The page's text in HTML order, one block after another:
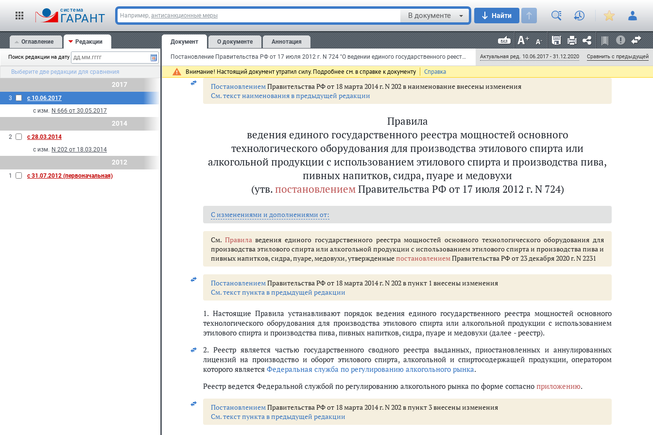
cистема
ГАРАНТ Например, антисанкционные меры В документе Найти
Оглавление Редакции
Поиск редакции на дату
Выберите две редакции для сравнения
2017
3
с 10.06.2017
с изм. N 666 от 30.05.2017
2014
2
с 28.03.2014
с изм. N 202 от 18.03.2014
2012
1 с 31.07.2012 (первоначальная)
Документ О документе Аннотация
Постановление Правительства РФ от 17 июля 2012 г. N 724 "О ведении единого государственного реестра мощностей основного технологического оборудования для производства этилового спирта или алкогольной продукции с использованием этилового спирта и производства пива, пивных напитков, сидра, пуаре и медовухи" (с изменениями и дополнениями) (документ утратил силу) Актуальная ред. 10.06.2017 - 31.12.2020 Сравнить с предыдущей
Внимание! Настоящий документ утратил силу. Подробнее см. в справке к документу Справка
Председатель Правительства
Российской Федерации
Д. Медведев
Москва
17 июля 2012 г. N 724
ПостановлениемПравительства РФ от 18 марта 2014 г. N 202 в наименование внесены изменения
См. текст наименования в предыдущей редакции
Правила
ведения единого государственного реестра мощностей основного
технологического оборудования для производства этилового спирта или
алкогольной продукции с использованием этилового спирта и производства пива,
пивных напитков, сидра, пуаре и медовухи
(утв. постановлениемПравительства РФ от 17 июля 2012 г. N 724)
С изменениями и дополнениями от:
См. Правилаведения единого государственного реестра мощностей основного технологического оборудования для
производства этилового спирта или алкогольной продукции с использованием этилового спирта и производства пива и
пивных напитков, сидра, пуаре, медовухи, утвержденныепостановлениемПравительства РФ от 23 декабря 2020 г. N 2231
ПостановлениемПравительства РФ от 18 марта 2014 г. N 202 в пункт 1 внесены изменения
См. текст пункта в предыдущей редакции
1. Настоящие Правила устанавливают порядок ведения единого государственного реестра мощностей основного
технологического оборудования для производства этилового спирта или алкогольной продукции с использованием
этилового спирта и производства пива, пивных напитков, сидра, пуаре и медовухи (далее - реестр).
2. Реестр является частью государственного сводного реестра выданных, приостановленных и аннулированных
лицензий на производство и оборот этилового спирта, алкогольной и спиртосодержащей продукции, оператором
которого является Федеральная служба по регулированию алкогольного рынка.
Реестр ведется Федеральной службой по регулированию алкогольного рынка по форме согласно приложению.
ПостановлениемПравительства РФ от 18 марта 2014 г. N 202 в пункт 3 внесены изменения
См. текст пункта в предыдущей редакции